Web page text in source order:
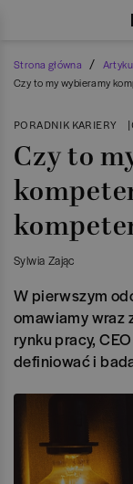
Strona główna /
Czy to my wybieramy
PORADNIK KARIERY |
Czy to
Sylwia Zając
W pierwszym
omawiamy wraz
rynku pracy,
definiować i